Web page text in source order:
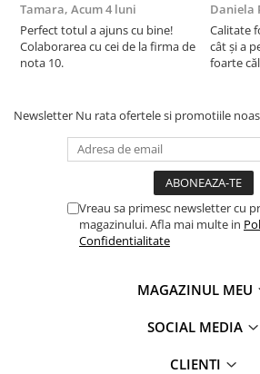
beneficiile suplimentare ale sigurantei
imbracamintea prietenoasa cu pielea si
In acest fel, eticheta de testare ofera un
important de luare a deciziilor atunci
materia prima la produsul finit pe
Tamara, Acum 4 luni
Perfect totul a ajuns cu bine!
Colaborarea cu cei de la firma de
nota 10.
Daniela
Calitate
cât și a
foarte
Newsletter Nu rata ofertele si promotiile
Vreau sa primesc newsletter cu
magazinului. Afla mai multe in
Confidentialitate
MAGAZINUL MEU
SOCIAL MEDIA
CLIENTI